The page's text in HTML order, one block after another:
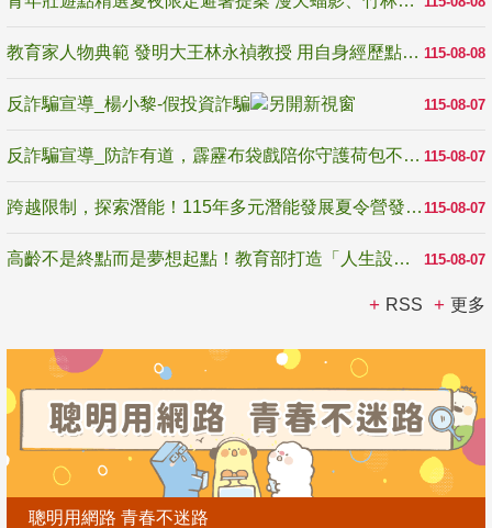
115-08-08
教育家人物典範 發明大王林永禎教授 用自身經歷點亮學生的路
115-08-07
反詐騙宣導_楊小黎-假投資詐騙
115-08-07
反詐騙宣導_防詐有道，霹靂布袋戲陪你守護荷包不受騙
115-08-07
跨越限制，探索潛能！115年多元潛能發展夏令營發掘生命無限可能
115-08-07
高齡不是終點而是夢想起點！教育部打造「人生設計夢工場」 參展第3屆高齡健康產業博覽會
RSS 更多
聰明用網路 青春不迷路